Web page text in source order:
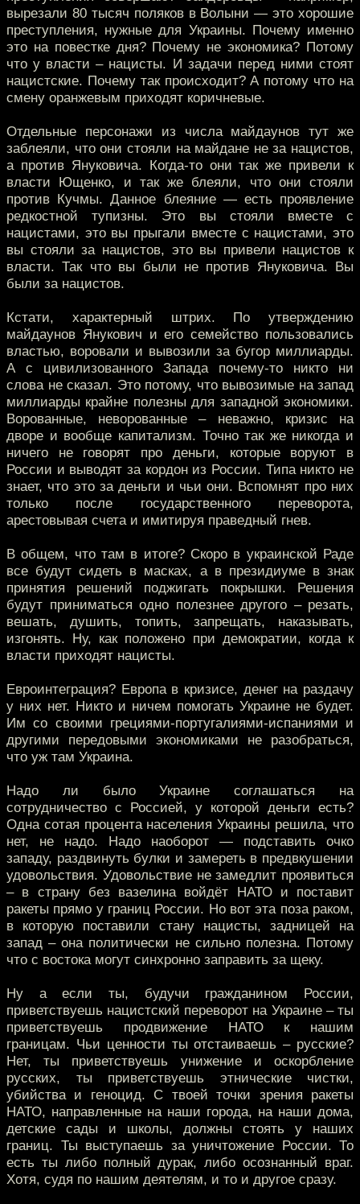
вырезали 80 тысяч поляков в Волыни — это хорошие
преступления, нужные для Украины. Почему именно
это на повестке дня? Почему не экономика? Потому
что у власти – нацисты. И задачи перед ними стоят
нацистские. Почему так происходит? А потому что на
смену оранжевым приходят коричневые.
Отдельные персонажи из числа майдаунов тут же
заблеяли, что они стояли на майдане не за нацистов,
а против Януковича. Когда-то они так же привели к
власти Ющенко, и так же блеяли, что они стояли
против Кучмы. Данное блеяние — есть проявление
редкостной тупизны. Это вы стояли вместе с
нацистами, это вы прыгали вместе с нацистами, это
вы стояли за нацистов, это вы привели нацистов к
власти. Так что вы были не против Януковича. Вы
были за нацистов.
Кстати, характерный штрих. По утверждению
майдаунов Янукович и его семейство пользовались
властью, воровали и вывозили за бугор миллиарды.
А с цивилизованного Запада почему-то никто ни
слова не сказал. Это потому, что вывозимые на запад
миллиарды крайне полезны для западной экономики.
Ворованные, неворованные – неважно, кризис на
дворе и вообще капитализм. Точно так же никогда и
ничего не говорят про деньги, которые воруют в
России и выводят за кордон из России. Типа никто не
знает, что это за деньги и чьи они. Вспомнят про них
только после государственного переворота,
арестовывая счета и имитируя праведный гнев.
В общем, что там в итоге? Скоро в украинской Раде
все будут сидеть в масках, а в президиуме в знак
принятия решений поджигать покрышки. Решения
будут приниматься одно полезнее другого – резать,
вешать, душить, топить, запрещать, наказывать,
изгонять. Ну, как положено при демократии, когда к
власти приходят нацисты.
Евроинтеграция? Европа в кризисе, денег на раздачу
у них нет. Никто и ничем помогать Украине не будет.
Им со своими грециями-португалиями-испаниями и
другими передовыми экономиками не разобраться,
что уж там Украина.
Надо ли было Украине соглашаться на
сотрудничество с Россией, у которой деньги есть?
Одна сотая процента населения Украины решила, что
нет, не надо. Надо наоборот — подставить очко
западу, раздвинуть булки и замереть в предвкушении
удовольствия. Удовольствие не замедлит проявиться
– в страну без вазелина войдёт НАТО и поставит
ракеты прямо у границ России. Но вот эта поза раком,
в которую поставили стану нацисты, задницей на
запад – она политически не сильно полезна. Потому
что с востока могут синхронно заправить за щеку.
Ну а если ты, будучи гражданином России,
приветствуешь нацистский переворот на Украине – ты
приветствуешь продвижение НАТО к нашим
границам. Чьи ценности ты отстаиваешь – русские?
Нет, ты приветствуешь унижение и оскорбление
русских, ты приветствуешь этнические чистки,
убийства и геноцид. С твоей точки зрения ракеты
НАТО, направленные на наши города, на наши дома,
детские сады и школы, должны стоять у наших
границ. Ты выступаешь за уничтожение России. То
есть ты либо полный дурак, либо осознанный враг.
Хотя, судя по нашим деятелям, и то и другое сразу.